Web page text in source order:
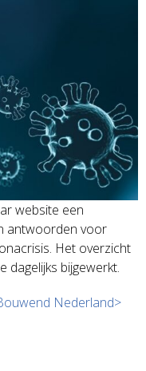
website een
antwoorden voor
Het overzicht
dagelijks bijgewerkt.
Nederland>